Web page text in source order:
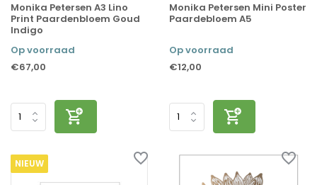
Monika Petersen A3 Lino
Print Paardenbloem Goud
Indigo
Op voorraad
€67,00
Monika Petersen Mini Poster
Paardebloem A5
Op voorraad
€12,00
NIEUW